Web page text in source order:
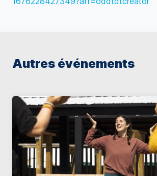
Autres événements